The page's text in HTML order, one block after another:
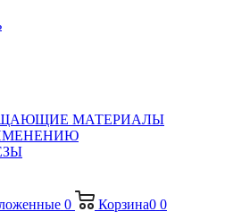
МАТЕРИАЛЫ
0 Корзина0 0